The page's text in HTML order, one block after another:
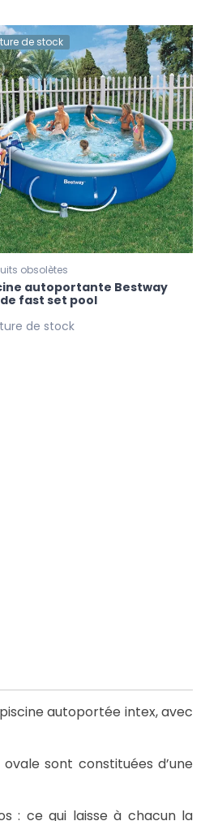
de stock
obsolètes
autoportante Bestway
fast set pool
de stock
autoportée intex, avec
sont constituées d’une
: ce qui laisse à chacun la